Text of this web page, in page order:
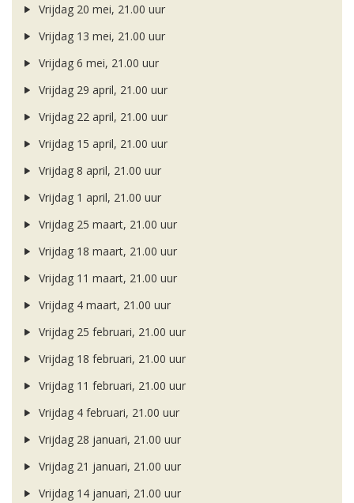
Vrijdag 20 mei, 21.00 uur
Vrijdag 13 mei, 21.00 uur
Vrijdag 6 mei, 21.00 uur
Vrijdag 29 april, 21.00 uur
Vrijdag 22 april, 21.00 uur
Vrijdag 15 april, 21.00 uur
Vrijdag 8 april, 21.00 uur
Vrijdag 1 april, 21.00 uur
Vrijdag 25 maart, 21.00 uur
Vrijdag 18 maart, 21.00 uur
Vrijdag 11 maart, 21.00 uur
Vrijdag 4 maart, 21.00 uur
Vrijdag 25 februari, 21.00 uur
Vrijdag 18 februari, 21.00 uur
Vrijdag 11 februari, 21.00 uur
Vrijdag 4 februari, 21.00 uur
Vrijdag 28 januari, 21.00 uur
Vrijdag 21 januari, 21.00 uur
Vrijdag 14 januari, 21.00 uur